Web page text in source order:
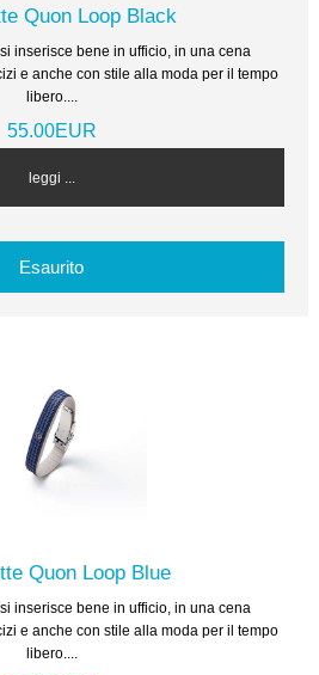
Quon Loop Black
inserisce bene in ufficio, in una cena
e anche con stile alla moda per il tempo
libero....
55.00EUR
leggi ...
Esaurito
Quon Loop Blue
inserisce bene in ufficio, in una cena
e anche con stile alla moda per il tempo
libero....